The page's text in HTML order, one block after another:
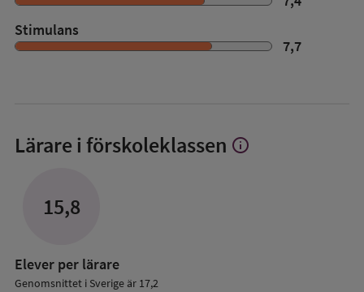
Stimulans
7,7
Lärare i förskoleklassen Visa
info
15,8
Elever per lärare
Genomsnittet i Sverige är 17,2